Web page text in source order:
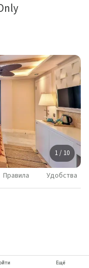
1 / 10
Правила Удобства
Ещё